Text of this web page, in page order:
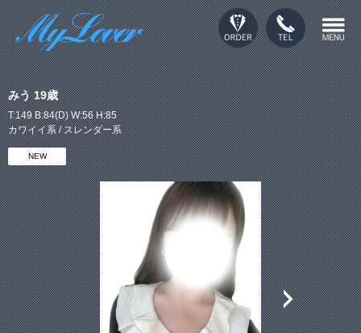
みう 19歳
T:149 B:84(D) W:56 H:85
カワイイ系 / スレンダー系
NEW